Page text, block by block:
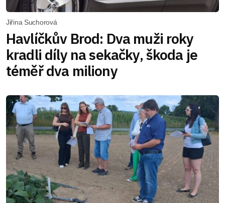
Jiřina Suchorová
Havlíčkův Brod: Dva muži roky
kradli díly na sekačky, škoda je
téměř dva miliony